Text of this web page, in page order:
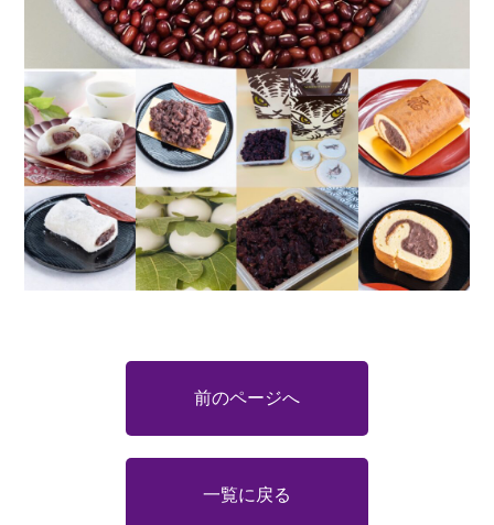
前のページへ
一覧に戻る